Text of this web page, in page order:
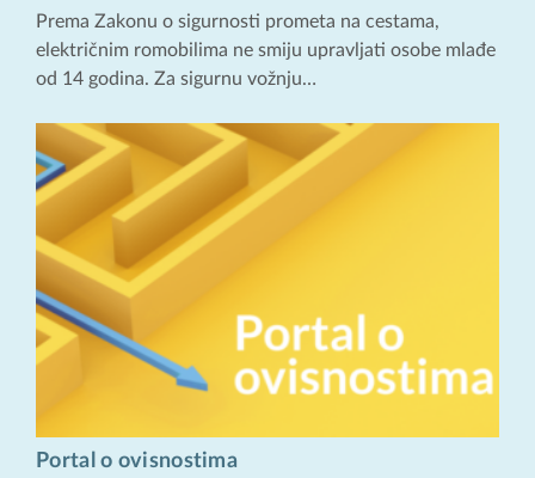
Prema Zakonu o sigurnosti prometa na cestama,
električnim romobilima ne smiju upravljati osobe mlađe
od 14 godina. Za sigurnu vožnju…
Portal o ovisnostima